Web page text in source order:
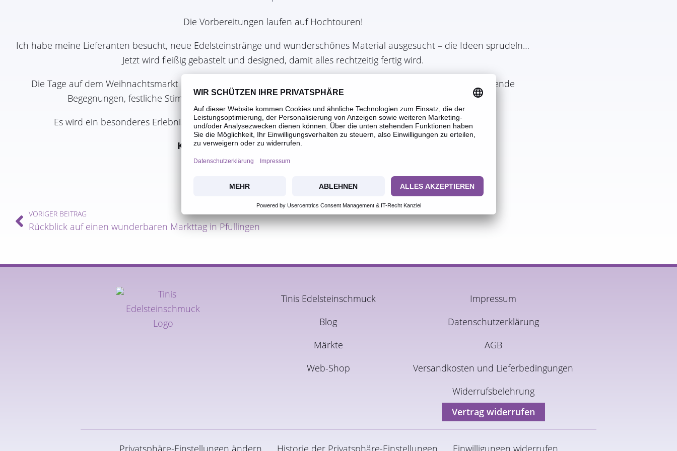
Die Vorbereitungen laufen auf Hochtouren!
Ich habe meine Lieferanten besucht, neue Edelsteinstränge und wunderschönes Material ausgesucht – die Ideen sprudeln…
Jetzt wird fleißig gebastelt und designed, damit alles rechtzeitig fertig wird.
Die Tage auf dem Weihnachtsmarkt und Adentszauber können kommen! Ich freue mich schon jetzt auf inspirierende
Begegnungen, festliche Stimmung und hoffentlich gutes Wetter- nicht zu kalt und vor allem trocken.
Es wird ein besonderes Erlebnis und ich kann es kaum erwarten, euch meine neuen Kreationen zu zeigen.
Kommt vorbei und lasst euch verzaubern!
Zurück
VORIGER BEITRAG
Rückblick auf einen wunderbaren Markttag in Pfullingen
Tinis Edelsteinschmuck
Blog
Märkte
Web-Shop
Impressum
Datenschutzerklärung
AGB
Versandkosten und Lieferbedingungen
Widerrufsbelehrung
Vertrag widerrufen
Privatsphäre-Einstellungen ändern Historie der Privatsphäre-Einstellungen Einwilligungen widerrufen